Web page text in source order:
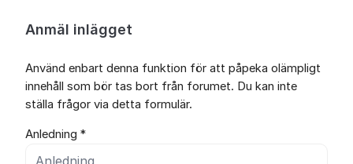
Anmäl inlägget
Använd enbart denna funktion för att påpeka olämpligt
innehåll som bör tas bort från forumet. Du kan inte
ställa frågor via detta formulär.
Anledning *